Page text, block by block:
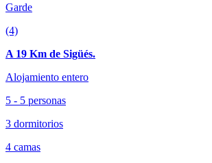
Garde
(4)
A 19 Km de Sigüés.
Alojamiento entero
5 - 5 personas
3 dormitorios
4 camas